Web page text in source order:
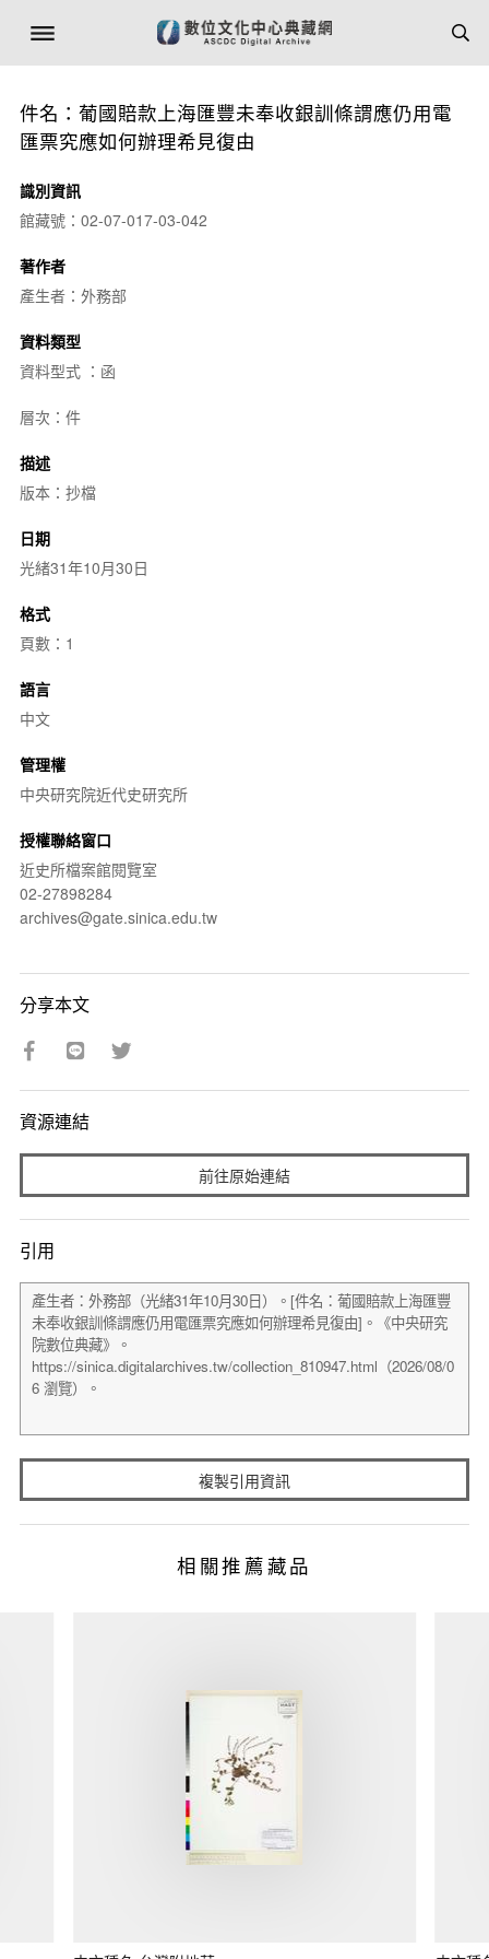
件名：葡國賠款上海匯豐未奉收銀訓條謂應仍用電
匯票究應如何辦理希見復由
識別資訊
館藏號：02-07-017-03-042
著作者
產生者：外務部
資料類型
資料型式 ：函
層次：件
描述
版本：抄檔
日期
光緒31年10月30日
格式
頁數：1
語言
中文
管理權
中央研究院近代史研究所
授權聯絡窗口
近史所檔案館閱覽室
02-27898284
archives@gate.sinica.edu.tw
分享本文
資源連結
前往原始連結
引用
複製引用資訊
相關推薦藏品